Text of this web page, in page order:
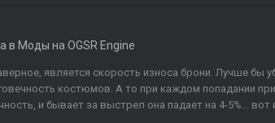
в Моды на OGSR Engine
является скорость износа брони. Лучше бы
костюмов. А то при каждом попадании
и бывает за выстрел она падает на 4-5%... вот